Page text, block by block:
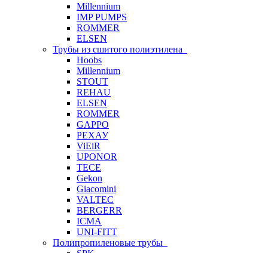
Millennium
IMP PUMPS
ROMMER
ELSEN
Трубы из сшитого полиэтилена
Hoobs
Millennium
STOUT
REHAU
ELSEN
ROMMER
GAPPO
РЕХАУ
ViEiR
UPONOR
TECE
Gekon
Giacomini
VALTEC
BERGERR
ICMA
UNI-FITT
Полипропиленовые трубы